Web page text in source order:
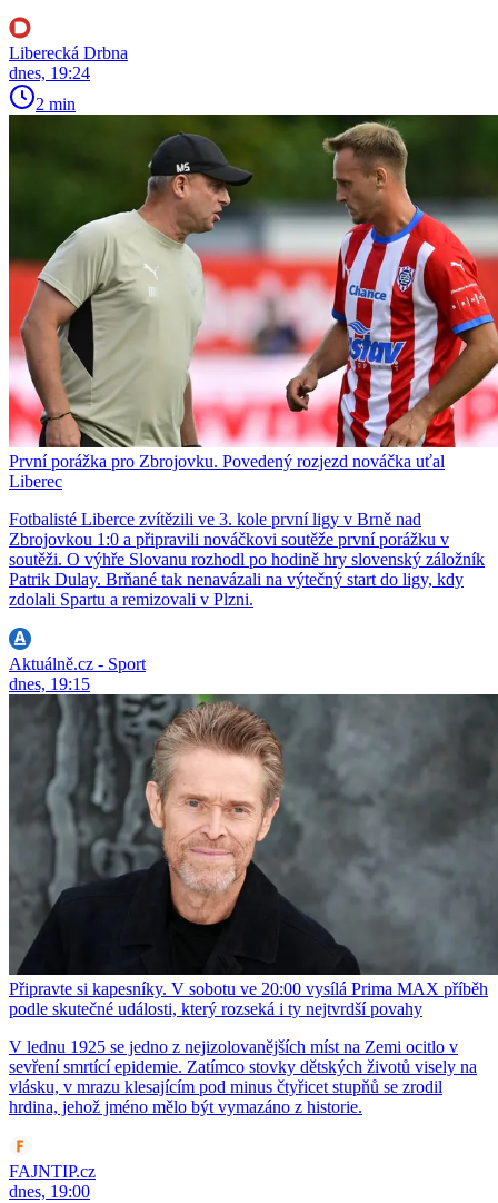
Liberecká Drbna
dnes, 19:24
2 min
První porážka pro Zbrojovku. Povedený rozjezd nováčka uťal
Liberec
Fotbalisté Liberce zvítězili ve 3. kole první ligy v Brně nad
Zbrojovkou 1:0 a připravili nováčkovi soutěže první porážku v
soutěži. O výhře Slovanu rozhodl po hodině hry slovenský záložník
Patrik Dulay. Brňané tak nenavázali na výtečný start do ligy, kdy
zdolali Spartu a remizovali v Plzni.
Aktuálně.cz - Sport
dnes, 19:15
Připravte si kapesníky. V sobotu ve 20:00 vysílá Prima MAX příběh
podle skutečné události, který rozseká i ty nejtvrdší povahy
V lednu 1925 se jedno z nejizolovanějších míst na Zemi ocitlo v
sevření smrtící epidemie. Zatímco stovky dětských životů visely na
vlásku, v mrazu klesajícím pod minus čtyřicet stupňů se zrodil
hrdina, jehož jméno mělo být vymazáno z historie.
FAJNTIP.cz
dnes, 19:00